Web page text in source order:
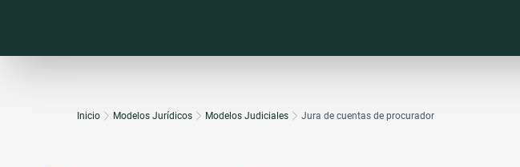
Inicio Modelos Jurídicos Modelos Judiciales Jura de cuentas de procurador